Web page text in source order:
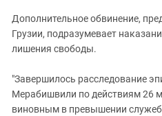
Дополнительное обвинение,
Грузии, подразумевает
лишения свободы.
"Завершилось расследование
Мерабишвили по действиям 26
виновным в превышении